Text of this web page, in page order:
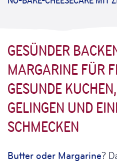
GESÜNDER
MARGARINE FÜR
GESUNDE
GELINGEN UND
SCHMECKEN
Butter oder Margarine?